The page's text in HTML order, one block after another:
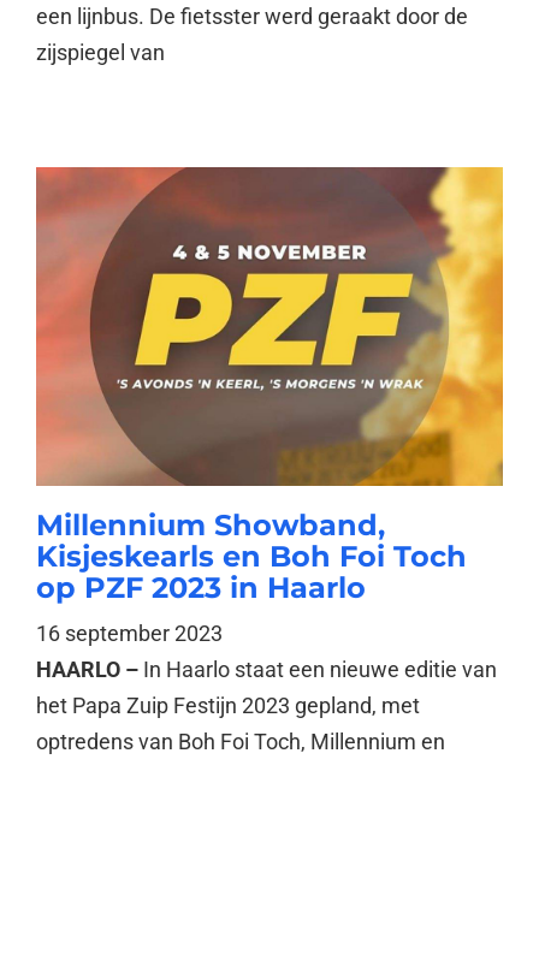
een lijnbus. De fietsster werd geraakt door de
zijspiegel van
Millennium Showband,
Kisjeskearls en Boh Foi Toch
op PZF 2023 in Haarlo
16 september 2023
HAARLO – In Haarlo staat een nieuwe editie van
het Papa Zuip Festijn 2023 gepland, met
optredens van Boh Foi Toch, Millennium en